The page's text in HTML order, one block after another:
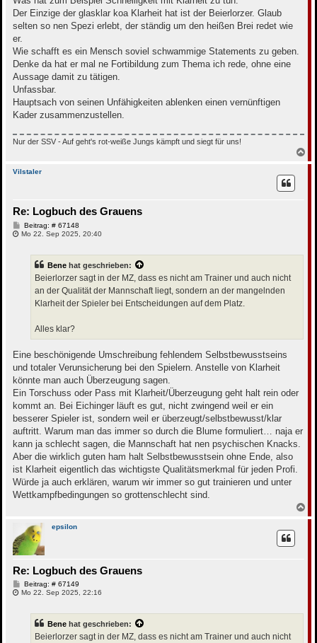
a
g
Der Einzige der glasklar koa Klarheit hat ist der Beierlorzer. Glaub
selten so nen Spezi erlebt, der ständig um den heißen Brei redet wie
er.
Wie schafft es ein Mensch soviel schwammige Statements zu geben.
Denke da hat er mal ne Fortibildung zum Thema ich rede, ohne eine
Aussage damit zu tätigen.
Unfassbar.
Hauptsach von seinen Unfähigkeiten ablenken einen vernünftigen
Kader zusammenzustellen.
Nur der SSV - Auf geht's rot-weiße Jungs kämpft und siegt für uns!
a
Vilstaler
Re: Logbuch des Grauens
Beitrag: # 67148B
a
g
Mo 22. Sep 2025, 20:40
Bene hat geschrieben:
Beierlorzer sagt in der MZ, dass es nicht am Trainer und auch nicht
an der Qualität der Mannschaft liegt, sondern an der mangelnden
Klarheit der Spieler bei Entscheidungen auf dem Platz.
Alles klar?
Eine beschönigende Umschreibung fehlendem Selbstbewusstseins
und totaler Verunsicherung bei den Spielern. Anstelle von Klarheit
könnte man auch Überzeugung sagen.
Ein Torschuss oder Pass mit Klarheit/Überzeugung geht halt rein oder
kommt an. Bei Eichinger läuft es gut, nicht zwingend weil er ein
besserer Spieler ist, sondern weil er überzeugt/selbstbewusst/klar
auftritt. Warum man das immer so durch die Blume formuliert… naja er
kann ja schlecht sagen, die Mannschaft hat nen psychischen Knacks.
Aber die wirklich guten ham halt Selbstbewusstsein ohne Ende, also
ist Klarheit eigentlich das wichtigste Qualitätsmerkmal für jeden Profi.
Würde ja auch erklären, warum wir immer so gut trainieren und unter
Wettkampfbedingungen so grottenschlecht sind.
a
epsilon
Re: Logbuch des Grauens
Beitrag: # 67149B
a
g
Mo 22. Sep 2025, 22:16
Bene hat geschrieben:
Beierlorzer sagt in der MZ, dass es nicht am Trainer und auch nicht